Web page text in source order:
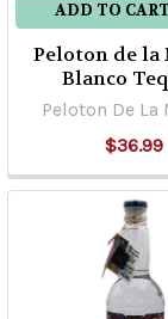
ADD TO CART
Peloton de la
Blanco
Peloton De La
$36.99